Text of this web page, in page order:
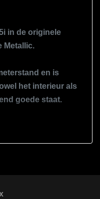
met
in de originele
Metallic.
en is
het interieur als
goede staat.
Turbo